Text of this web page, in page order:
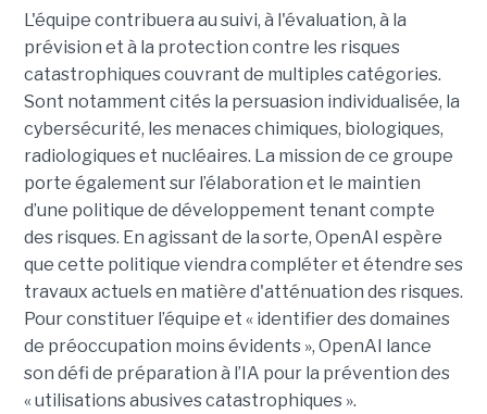
L'équipe contribuera au suivi, à l'évaluation, à la
prévision et à la protection contre les risques
catastrophiques couvrant de multiples catégories.
Sont notamment cités la persuasion individualisée, la
cybersécurité, les menaces chimiques, biologiques,
radiologiques et nucléaires. La mission de ce groupe
porte également sur l’élaboration et le maintien
d’une politique de développement tenant compte
des risques. En agissant de la sorte, OpenAI espère
que cette politique viendra compléter et étendre ses
travaux actuels en matière d'atténuation des risques.
Pour constituer l’équipe et « identifier des domaines
de préoccupation moins évidents », OpenAI lance
son défi de préparation à l’IA pour la prévention des
« utilisations abusives catastrophiques ».